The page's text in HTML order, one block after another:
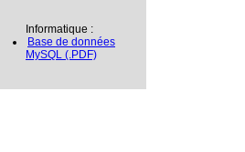
Informatique :
Base de données
MySQL (.PDF)